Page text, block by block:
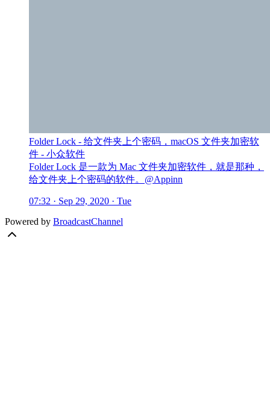
Folder Lock - 给文件夹上个密码，macOS 文件夹加密软
件 - 小众软件
Folder Lock 是一款为 Mac 文件夹加密软件，就是那种，
给文件夹上个密码的软件。@Appinn
07:32 · Sep 29, 2020 · Tue
Powered by BroadcastChannel